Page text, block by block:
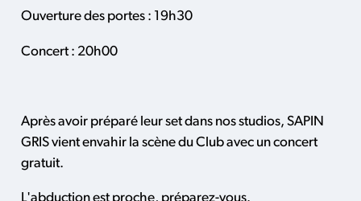
Ouverture des portes : 19h30
Concert : 20h00
Après avoir préparé leur set dans nos studios, SAPIN
GRIS vient envahir la scène du Club avec un concert
gratuit.
L'abduction est proche, préparez-vous.